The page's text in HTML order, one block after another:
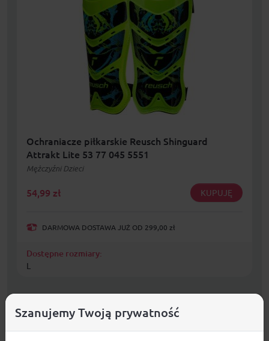
Ochraniacze piłkarskie Reusch Shinguard
Attrakt Lite 53 77 045 5551
Mężczyźni Dzieci
54,99 zł KUPUJĘ
DARMOWA DOSTAWA JUŻ OD 299,00 zł
Dostępne rozmiary:
L
Szanujemy Twoją prywatność